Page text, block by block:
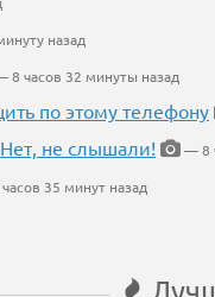
назад
8 часов 32 минуты назад
по этому телефону
Нет, не слышали!
— 8
35 минут назад